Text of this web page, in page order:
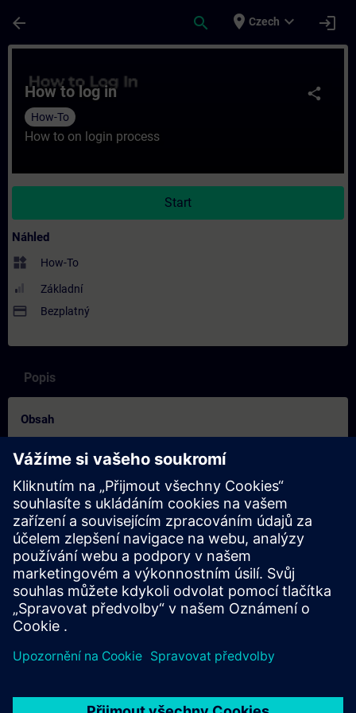
arrow_back search place Czech expand_more login
share
How to log in
How-To
How to on login process
Start
Náhled
widgets How-To
Základní
payment Bezplatný
Popis
Obsah